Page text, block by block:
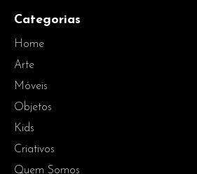
Categorias
Home
Arte
Móveis
Objetos
Kids
Criativos
Quem Somos